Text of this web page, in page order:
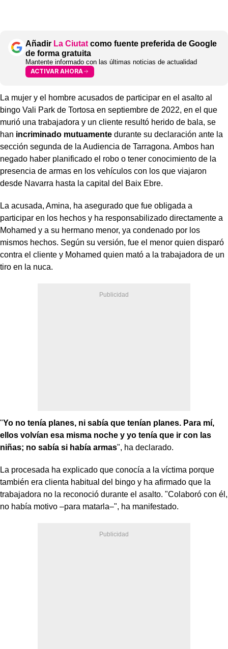
Añadir La Ciutat como fuente preferida de Google
de forma gratuita
Mantente informado con las últimas noticias de actualidad
ACTIVAR AHORA
La mujer y el hombre acusados de participar en el asalto al
bingo Vali Park de Tortosa en septiembre de 2022, en el que
murió una trabajadora y un cliente resultó herido de bala, se
han incriminado mutuamente durante su declaración ante la
sección segunda de la Audiencia de Tarragona. Ambos han
negado haber planificado el robo o tener conocimiento de la
presencia de armas en los vehículos con los que viajaron
desde Navarra hasta la capital del Baix Ebre.
La acusada, Amina, ha asegurado que fue obligada a
participar en los hechos y ha responsabilizado directamente a
Mohamed y a su hermano menor, ya condenado por los
mismos hechos. Según su versión, fue el menor quien disparó
contra el cliente y Mohamed quien mató a la trabajadora de un
tiro en la nuca.
"Yo no tenía planes, ni sabía que tenían planes. Para mí,
ellos volvían esa misma noche y yo tenía que ir con las
niñas; no sabía si había armas", ha declarado.
La procesada ha explicado que conocía a la víctima porque
también era clienta habitual del bingo y ha afirmado que la
trabajadora no la reconoció durante el asalto. "Colaboró con él,
no había motivo –para matarla–", ha manifestado.